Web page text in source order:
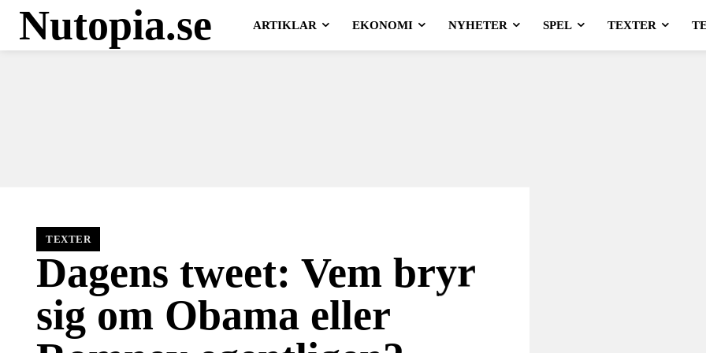
Nutopia.se ARTIKLAR EKONOMI NYHETER SPEL TEXTER
TEXTER
Dagens tweet: Vem bryr
sig om Obama eller